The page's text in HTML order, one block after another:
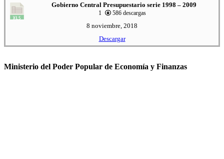
Gobierno Central Presupuestario serie 1998 – 2009
1 586 descargas
8 noviembre, 2018
Descargar
Ministerio del Poder Popular de Economía y Finanzas